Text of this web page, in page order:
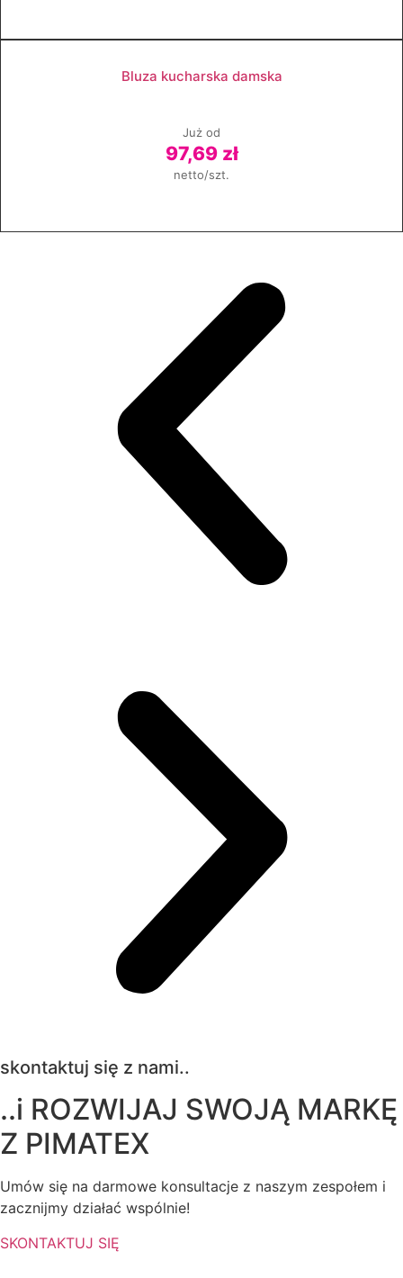
Bluza kucharska damska
Już od
97,69 zł
netto/szt.
skontaktuj się z nami..
..i ROZWIJAJ SWOJĄ MARKĘ
Z PIMATEX
Umów się na darmowe konsultacje z naszym zespołem i
zacznijmy działać wspólnie!
SKONTAKTUJ SIĘ